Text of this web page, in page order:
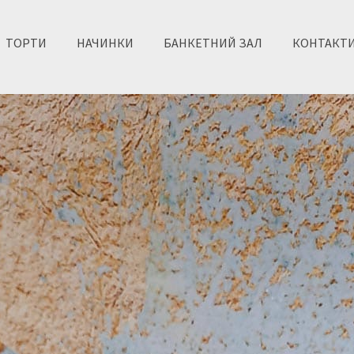
ТОРТИ НАЧИНКИ БАНКЕТНИЙ ЗАЛ